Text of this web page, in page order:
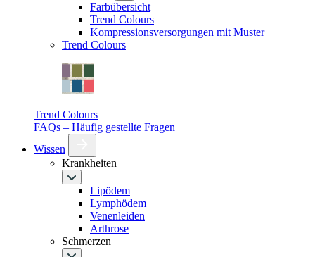
Farbübersicht
Trend Colours
Kompressionsversorgungen mit Muster
Trend Colours
Trend Colours
FAQs – Häufig gestellte Fragen
Wissen
Krankheiten
Lipödem
Lymphödem
Venenleiden
Arthrose
Schmerzen